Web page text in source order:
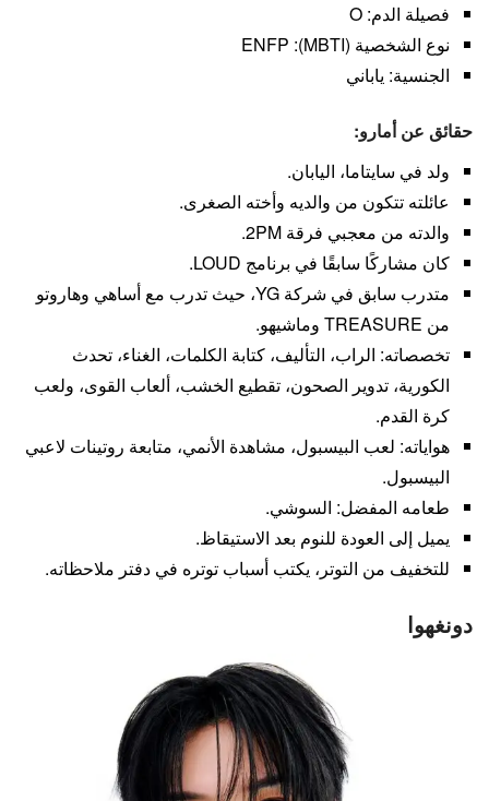
فصيلة الدم: O
نوع الشخصية (MBTI): ENFP
الجنسية: ياباني
حقائق عن أمارو:
ولد في سايتاما، اليابان.
عائلته تتكون من والديه وأخته الصغرى.
والدته من معجبي فرقة 2PM.
كان مشاركًا سابقًا في برنامج LOUD.
متدرب سابق في شركة YG، حيث تدرب مع أساهي وهاروتو
من TREASURE وماشيهو.
تخصصاته: الراب، التأليف، كتابة الكلمات، الغناء، تحدث
الكورية، تدوير الصحون، تقطيع الخشب، ألعاب القوى، ولعب
كرة القدم.
هواياته: لعب البيسبول، مشاهدة الأنمي، متابعة روتينات لاعبي
البيسبول.
طعامه المفضل: السوشي.
يميل إلى العودة للنوم بعد الاستيقاظ.
للتخفيف من التوتر، يكتب أسباب توتره في دفتر ملاحظاته.
دونغهوا